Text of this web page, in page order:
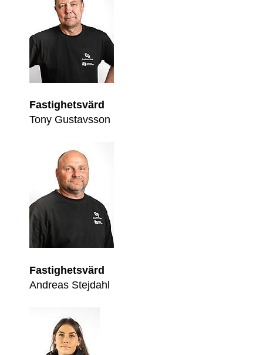
Fastighetsvärd
Tony Gustavsson
Fastighetsvärd
Andreas Stejdahl